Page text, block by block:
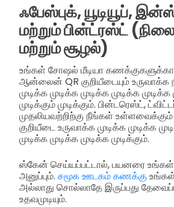
ஃபேஸ்புக், யூடியூப்,
மற்றும் பின்ட்ரஸ்ட்
மற்றும் சூழல்)
உங்கள் சோஷல் மீடியா
ஆன்லைன் QR குறியீடையும் உருவாக்க
முடிக்க முடிக்க முடிக்க முடிக்க முடிக்க
முடிக்கும் முடிக்கும். பின்டரெஸ்ட்,
முதலியவற்றிற்கு நீங்கள் உள்ளவைக்கும்
குறியீடை உருவாக்க முடிக்க முடிக்க
முடிக்க முடிக்க முடிக்க முடிக்கும்.
ஸ்கேன் செய்யப்பட்டால், பயனரை உங்கள்
அனுப்பும். சமூக ஊடகம் கணக்கு
அல்லாது சொல்லாதே இருப்பது
உதவமுடியும்.